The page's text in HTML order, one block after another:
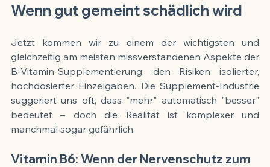
Wenn gut gemeint schädlich wird
Jetzt kommen wir zu einem der wichtigsten und
gleichzeitig am meisten missverstandenen Aspekte der
B-Vitamin-Supplementierung: den Risiken isolierter,
hochdosierter Einzelgaben. Die Supplement-Industrie
suggeriert uns oft, dass "mehr" automatisch "besser"
bedeutet – doch die Realität ist komplexer und
manchmal sogar gefährlich.
Vitamin B6: Wenn der Nervenschutz zum